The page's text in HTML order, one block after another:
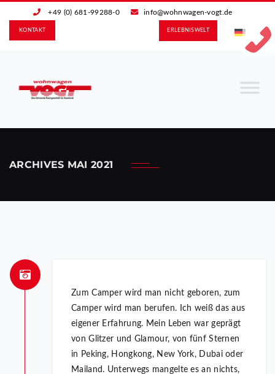
+49 (0) 681-99288-0 info@wohnwagen-vogt.de
ERLEBNIS­WELT
KONTAKT
ARCHIVES MAI 2021
Zum Camper wird man nicht geboren, zum
Camper wird man berufen. Ich weiß das aus
eigener Erfahrung. Mein Leben war ge­prägt
von Glitzer und Glamour, von fünf Sternen
in Peking, Hongkong, New York, Dubai oder
Mailand. Unterwegs mangelte es an nichts,